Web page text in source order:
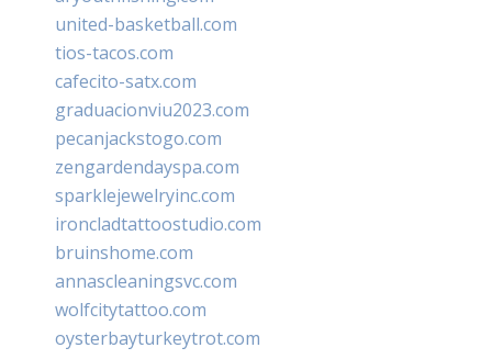
united-basketball.com
tios-tacos.com
cafecito-satx.com
graduacionviu2023.com
pecanjackstogo.com
zengardendayspa.com
sparklejewelryinc.com
ironcladtattoostudio.com
bruinshome.com
annascleaningsvc.com
wolfcitytattoo.com
oysterbayturkeytrot.com